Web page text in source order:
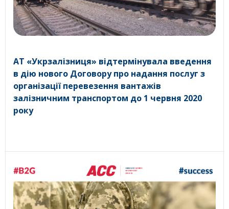
АТ «Укрзалізниця» відтермінувала введення
в дію нового Договору про надання послуг з
організації перевезення вантажів
залізничним транспортом до 1 червня 2020
року